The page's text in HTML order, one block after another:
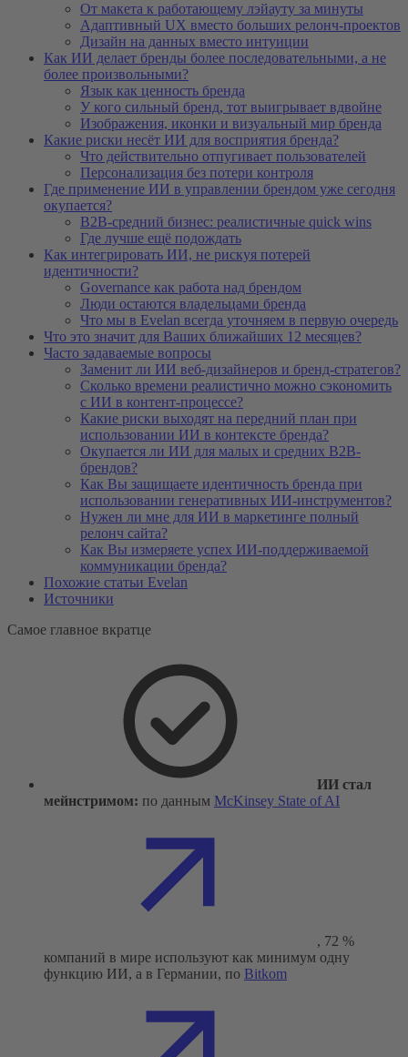
От макета к работающему лэйауту за минуты
Адаптивный UX вместо больших релонч-проектов
Дизайн на данных вместо интуиции
Как ИИ делает бренды более последовательными, а не
более произвольными?
Язык как ценность бренда
У кого сильный бренд, тот выигрывает вдвойне
Изображения, иконки и визуальный мир бренда
Какие риски несёт ИИ для восприятия бренда?
Что действительно отпугивает пользователей
Персонализация без потери контроля
Где применение ИИ в управлении брендом уже сегодня
окупается?
B2B-средний бизнес: реалистичные quick wins
Где лучше ещё подождать
Как интегрировать ИИ, не рискуя потерей
идентичности?
Governance как работа над брендом
Люди остаются владельцами бренда
Что мы в Evelan всегда уточняем в первую очередь
Что это значит для Ваших ближайших 12 месяцев?
Часто задаваемые вопросы
Заменит ли ИИ веб-дизайнеров и бренд-стратегов?
Сколько времени реалистично можно сэкономить
с ИИ в контент-процессе?
Какие риски выходят на передний план при
использовании ИИ в контексте бренда?
Окупается ли ИИ для малых и средних B2B-
брендов?
Как Вы защищаете идентичность бренда при
использовании генеративных ИИ-инструментов?
Нужен ли мне для ИИ в маркетинге полный
релонч сайта?
Как Вы измеряете успех ИИ-поддерживаемой
коммуникации бренда?
Похожие статьи Evelan
Источники
Самое главное вкратце
ИИ стал
мейнстримом: по данным McKinsey State of AI
, 72 %
компаний в мире используют как минимум одну
функцию ИИ, а в Германии, по Bitkom